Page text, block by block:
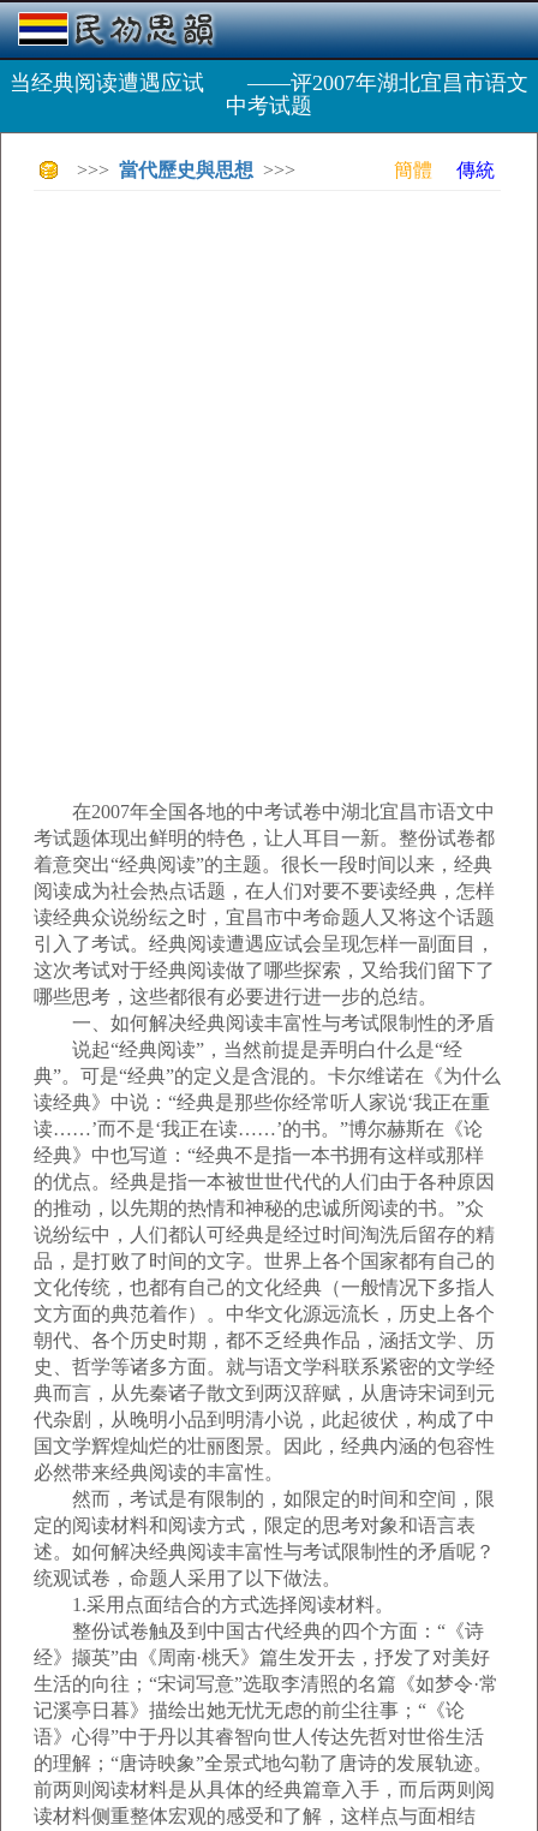
当经典阅读遭遇应试 ——评2007年湖北宜昌市语文
中考试题
>>> 當代歷史與思想 >>> 簡體 傳統
在2007年全国各地的中考试卷中湖北宜昌市语文中
考试题体现出鲜明的特色，让人耳目一新。整份试卷都
着意突出“经典阅读”的主题。很长一段时间以来，经典
阅读成为社会热点话题，在人们对要不要读经典，怎样
读经典众说纷纭之时，宜昌市中考命题人又将这个话题
引入了考试。经典阅读遭遇应试会呈现怎样一副面目，
这次考试对于经典阅读做了哪些探索，又给我们留下了
哪些思考，这些都很有必要进行进一步的总结。
一、如何解决经典阅读丰富性与考试限制性的矛盾
说起“经典阅读”，当然前提是弄明白什么是“经
典”。可是“经典”的定义是含混的。卡尔维诺在《为什么
读经典》中说：“经典是那些你经常听人家说‘我正在重
读……’而不是‘我正在读……’的书。”博尔赫斯在《论
经典》中也写道：“经典不是指一本书拥有这样或那样
的优点。经典是指一本被世世代代的人们由于各种原因
的推动，以先期的热情和神秘的忠诚所阅读的书。”众
说纷纭中，人们都认可经典是经过时间淘洗后留存的精
品，是打败了时间的文字。世界上各个国家都有自己的
文化传统，也都有自己的文化经典（一般情况下多指人
文方面的典范着作）。中华文化源远流长，历史上各个
朝代、各个历史时期，都不乏经典作品，涵括文学、历
史、哲学等诸多方面。就与语文学科联系紧密的文学经
典而言，从先秦诸子散文到两汉辞赋，从唐诗宋词到元
代杂剧，从晚明小品到明清小说，此起彼伏，构成了中
国文学辉煌灿烂的壮丽图景。因此，经典内涵的包容性
必然带来经典阅读的丰富性。
然而，考试是有限制的，如限定的时间和空间，限
定的阅读材料和阅读方式，限定的思考对象和语言表
述。如何解决经典阅读丰富性与考试限制性的矛盾呢？
统观试卷，命题人采用了以下做法。
1.采用点面结合的方式选择阅读材料。
整份试卷触及到中国古代经典的四个方面：“《诗
经》撷英”由《周南·桃夭》篇生发开去，抒发了对美好
生活的向往；“宋词写意”选取李清照的名篇《如梦令·常
记溪亭日暮》描绘出她无忧无虑的前尘往事；“《论
语》心得”中于丹以其睿智向世人传达先哲对世俗生活
的理解；“唐诗映象”全景式地勾勒了唐诗的发展轨迹。
前两则阅读材料是从具体的经典篇章入手，而后两则阅
读材料侧重整体宏观的感受和了解，这样点与面相结